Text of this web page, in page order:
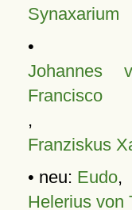
Synaxarium
•
Johannes
Francisco
,
Franziskus
• neu: Eudo,
Helerius von